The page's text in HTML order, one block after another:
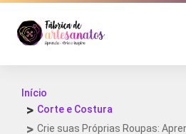
Início
Corte e Costura
Crie suas Próprias Roupas: